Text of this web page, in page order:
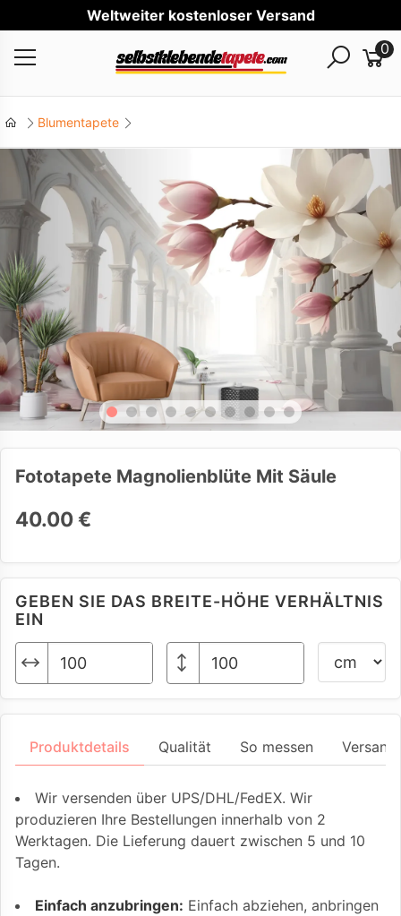
Wel
0
Blumentapete
Fototapete Magnolienblüte Mit Säule
40.00 €
GEBEN SIE DAS BREITE-HÖHE VERHÄLTNIS
EIN
Produktdetails Qualität So messen
Wir versenden über UPS/DHL/FedEX. Wir
produzieren Ihre Bestellungen innerhalb von 2
Werktagen. Die Lieferung dauert zwischen 5 und 10
Tagen.
Einfach anzubringen: Einfach abziehen, anbringen